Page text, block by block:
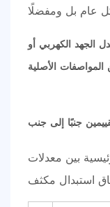
الجهد الكهربي أو
جنبًا إلى جنب
بين معدلات